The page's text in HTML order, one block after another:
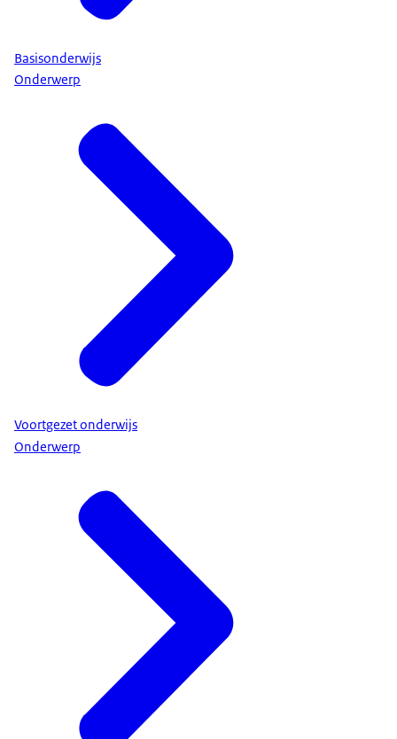
Basisonderwijs
Onderwerp
Voortgezet onderwijs
Onderwerp